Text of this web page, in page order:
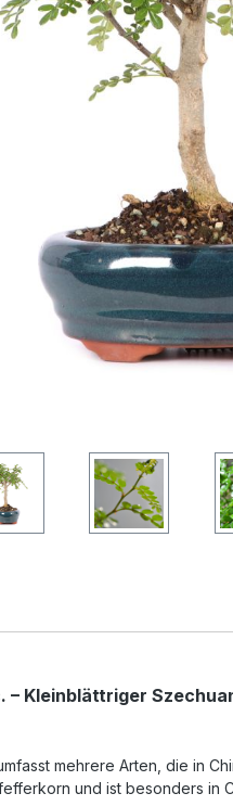
– Kleinblättriger
mehrere Arten, die in
und ist besonders in